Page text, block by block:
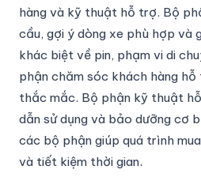
hàng và kỹ thuật hỗ trợ. Bộ
cầu, gợi ý dòng xe phù hợp và
khác biệt về pin, phạm vi di
phận chăm sóc khách hàng
thắc mắc. Bộ phận kỹ thuật
dẫn sử dụng và bảo dưỡng cơ
các bộ phận giúp quá trình
và tiết kiệm thời gian.